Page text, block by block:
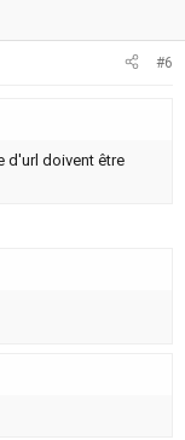
#6
d'url doivent être